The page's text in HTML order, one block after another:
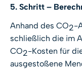
5. Schritt –
Anhand des CO2-
schließlich die im
CO2-Kosten für
ausgestoßene